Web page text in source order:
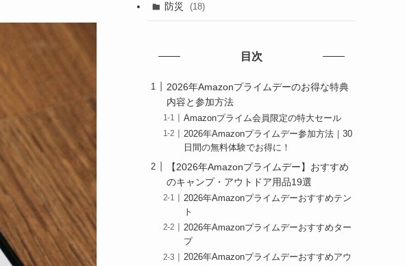
防災 (18)
目次
2026年Amazonプライムデーのお得な特典
内容と参加方法
Amazonプライム会員限定の特大セール
2026年Amazonプライムデー参加方法｜30
日間の無料体験でお得に！
【2026年Amazonプライムデー】おすすめ
のキャンプ・アウトドア用品19選
2026年Amazonプライムデーおすすめテン
ト
2026年Amazonプライムデーおすすめター
プ
2026年Amazonプライムデーおすすめアウ